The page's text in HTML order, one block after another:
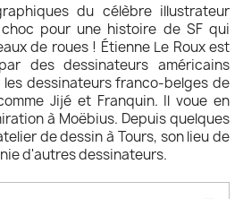
du célèbre illustrateur
pour une histoire de SF qui
de roues ! Étienne Le Roux est
des dessinateurs américains
dessinateurs franco-belges de
Jijé et Franquin. Il voue en
à Moëbius. Depuis quelques
de dessin à Tours, son lieu de
d'autres dessinateurs.